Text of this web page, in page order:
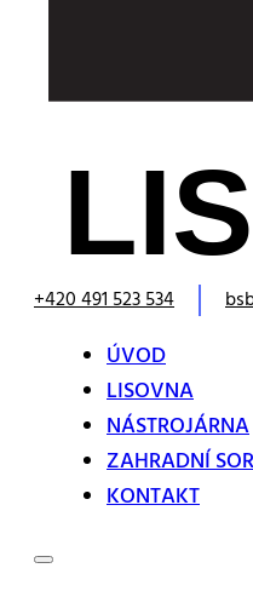
+420 491 523 534
ÚVOD
LISOVNA
NÁSTROJÁRNA
ZAHRADNÍ
KONTAKT